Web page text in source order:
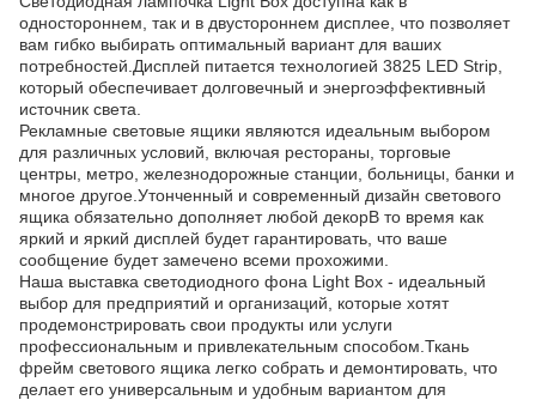
одностороннем, так и в двустороннем дисплее, что позволяет
вам гибко выбирать оптимальный вариант для ваших
потребностей.Дисплей питается технологией 3825 LED Strip,
который обеспечивает долговечный и энергоэффективный
источник света.
Рекламные световые ящики являются идеальным выбором
для различных условий, включая рестораны, торговые
центры, метро, железнодорожные станции, больницы, банки и
многое другое.Утонченный и современный дизайн светового
ящика обязательно дополняет любой декорВ то время как
яркий и яркий дисплей будет гарантировать, что ваше
сообщение будет замечено всеми прохожими.
Наша выставка светодиодного фона Light Box - идеальный
выбор для предприятий и организаций, которые хотят
продемонстрировать свои продукты или услуги
профессиональным и привлекательным способом.Ткань
фрейм светового ящика легко собрать и демонтировать, что
делает его универсальным и удобным вариантом для